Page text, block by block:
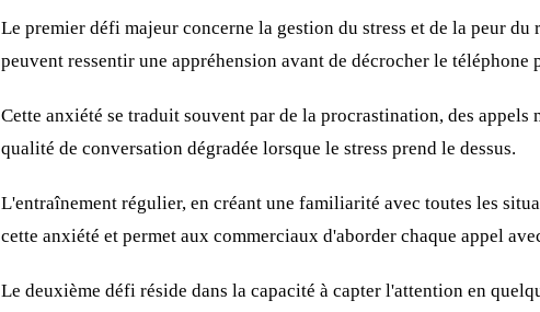
Le premier défi majeur concerne la gestion du stress et de la peur
peuvent ressentir une appréhension avant de décrocher le
Cette anxiété se traduit souvent par de la procrastination, des
qualité de conversation dégradée lorsque le stress prend le dessus.
L'entraînement régulier, en créant une familiarité avec toutes les
cette anxiété et permet aux commerciaux d'aborder chaque appel
Le deuxième défi réside dans la capacité à capter l'attention en